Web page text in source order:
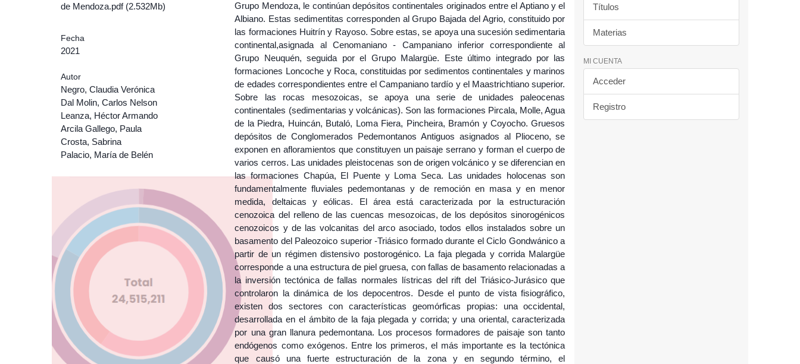
de Mendoza.pdf (2.532Mb)
Fecha
2021
Autor
Negro, Claudia Verónica
Dal Molin, Carlos Nelson
Leanza, Héctor Armando
Arcila Gallego, Paula
Crosta, Sabrina
Palacio, María de Belén
Grupo Mendoza, le continúan depósitos continentales originados entre el Aptiano y el
Albiano. Estas sedimentitas corresponden al Grupo Bajada del Agrio, constituido por
las formaciones Huitrín y Rayoso. Sobre estas, se apoya una sucesión sedimentaria
continental,asignada al Cenomaniano - Campaniano inferior correspondiente al
Grupo Neuquén, seguida por el Grupo Malargüe. Este último integrado por las
formaciones Loncoche y Roca, constituidas por sedimentos continentales y marinos
de edades correspondientes entre el Campaniano tardío y el Maastrichtiano superior.
Sobre las rocas mesozoicas, se apoya una serie de unidades paleocenas
continentales (sedimentarias y volcánicas). Son las formaciones Pircala, Molle, Agua
de la Piedra, Huincán, Butaló, Loma Fiera, Pincheira, Bramón y Coyocho. Gruesos
depósitos de Conglomerados Pedemontanos Antiguos asignados al Plioceno, se
exponen en afloramientos que constituyen un paisaje serrano y forman el cuerpo de
varios cerros. Las unidades pleistocenas son de origen volcánico y se diferencian en
las formaciones Chapúa, El Puente y Loma Seca. Las unidades holocenas son
fundamentalmente fluviales pedemontanas y de remoción en masa y en menor
medida, deltaicas y eólicas. El área está caracterizada por la estructuración
cenozoica del relleno de las cuencas mesozoicas, de los depósitos sinorogénicos
cenozoicos y de las volcanitas del arco asociado, todos ellos instalados sobre un
basamento del Paleozoico superior -Triásico formado durante el Ciclo Gondwánico a
partir de un régimen distensivo postorogénico. La faja plegada y corrida Malargüe
corresponde a una estructura de piel gruesa, con fallas de basamento relacionadas a
la inversión tectónica de fallas normales lístricas del rift del Triásico-Jurásico que
controlaron la dinámica de los depocentros. Desde el punto de vista fisiográfico,
existen dos sectores con características geomórficas propias: una occidental,
desarrollada en el ámbito de la faja plegada y corrida; y una oriental, caracterizada
por una gran llanura pedemontana. Los procesos formadores de paisaje son tanto
endógenos como exógenos. Entre los primeros, el más importante es la tectónica
que causó una fuerte estructuración de la zona y en segundo término, el
Títulos
Materias
MI CUENTA
Acceder
Registro